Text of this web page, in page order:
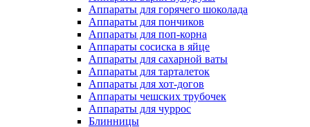
Аппараты для горячего шоколада
Аппараты для пончиков
Аппараты для поп-корна
Аппараты сосиска в яйце
Аппараты для сахарной ваты
Аппараты для тарталеток
Аппараты для хот-догов
Аппараты чешских трубочек
Аппараты для чуррос
Блинницы